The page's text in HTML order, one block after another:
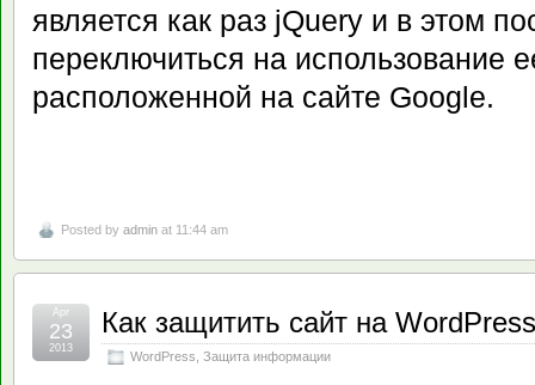
является как раз jQuery и в этом
переключиться на использование
расположенной на сайте Google.
Posted by admin at 11:44 am
Как защитить сайт на WordPress
WordPress Защита информации
Apr
23
2013